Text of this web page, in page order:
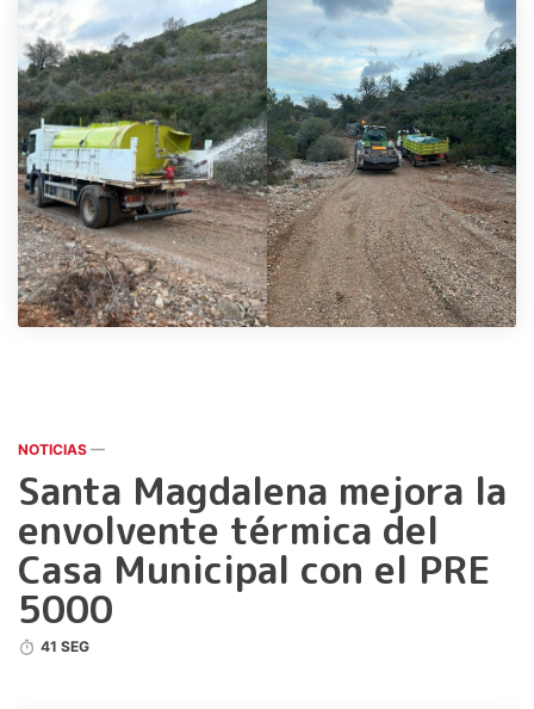
NOTICIAS —
Santa Magdalena mejora la
envolvente térmica del
Casa Municipal con el PRE
5000
41 SEG